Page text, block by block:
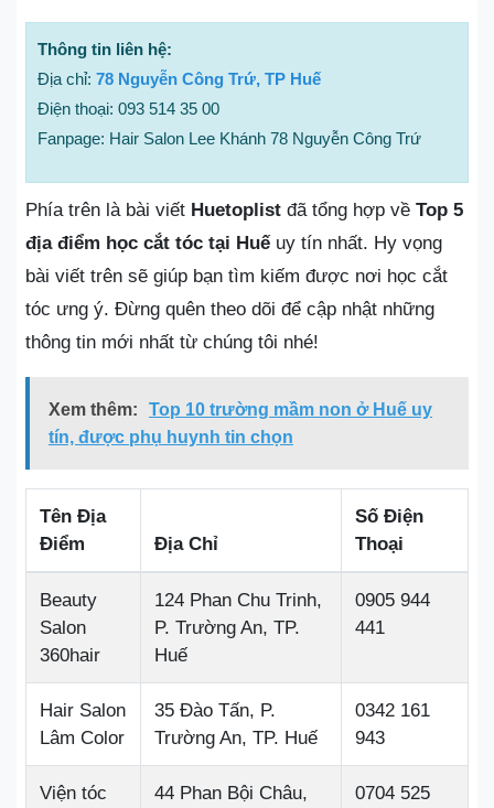
Thông tin liên hệ:
Địa chỉ: 78 Nguyễn Công Trứ, TP Huế
Điện thoại: 093 514 35 00
Fanpage: Hair Salon Lee Khánh 78 Nguyễn Công Trứ
Phía trên là bài viết Huetoplist đã tổng hợp về Top 5
địa điểm học cắt tóc tại Huếuy tín nhất. Hy vọng
bài viết trên sẽ giúp bạn tìm kiếm được nơi học cắt
tóc ưng ý. Đừng quên theo dõi để cập nhật những
thông tin mới nhất từ chúng tôi nhé!
Xem thêm:
Top 10 trường mầm non ở Huế uy
tín, được phụ huynh tin chọn
Tên Địa
Điểm
Địa Chỉ
Số Điện
Thoại
Beauty
Salon
360hair
124 Phan Chu Trinh,
P. Trường An, TP.
Huế
0905 944
441
Hair Salon
Lâm Color
35 Đào Tấn, P.
Trường An, TP. Huế
0342 161
943
Viện tóc
44 Phan Bội Châu,
0704 525